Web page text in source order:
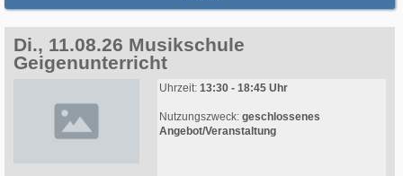
Di., 11.08.26 Musikschule
Geigenunterricht
Uhrzeit: 13:30 - 18:45 Uhr
Nutzungszweck: geschlossenes
Angebot/Veranstaltung